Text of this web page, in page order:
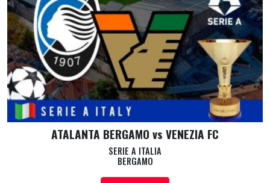
ATALANTA BERGAMO vs VENEZIA FC
SERIE A ITALIA
BERGAMO